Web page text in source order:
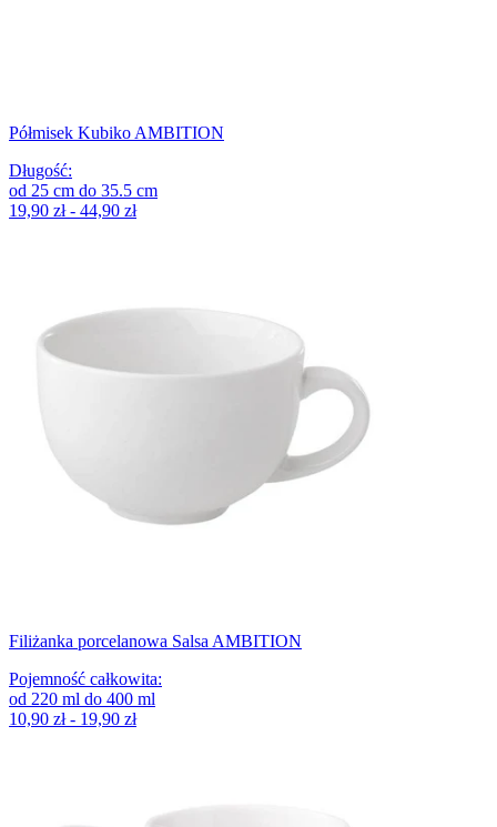
Półmisek Kubiko AMBITION
Długość:
od 25 cm do 35.5 cm
19,90 zł - 44,90 zł
Filiżanka porcelanowa Salsa AMBITION
Pojemność całkowita:
od 220 ml do 400 ml
10,90 zł - 19,90 zł